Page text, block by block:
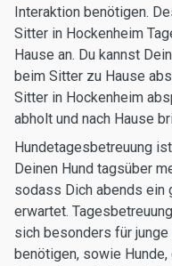
Interaktion benötigen.
Sitter in Hockenheim
Hause an. Du kannst
beim Sitter zu Hause
Sitter in Hockenheim
abholt und nach Hause
Hundetagesbetreuung
Deinen Hund tagsüber
sodass Dich abends ein
erwartet.
sich besonders für
benötigen, sowie